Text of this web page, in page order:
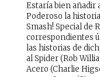
Estaría bien añadir
Poderoso la
Smash! Special de
correspondientes
las historias de
al Spider (Rob
Acero (Charlie